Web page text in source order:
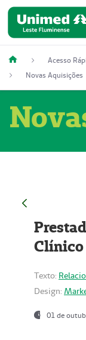
Acesso
Novas Aquisições
Clínico
Texto:
Design:
01 de